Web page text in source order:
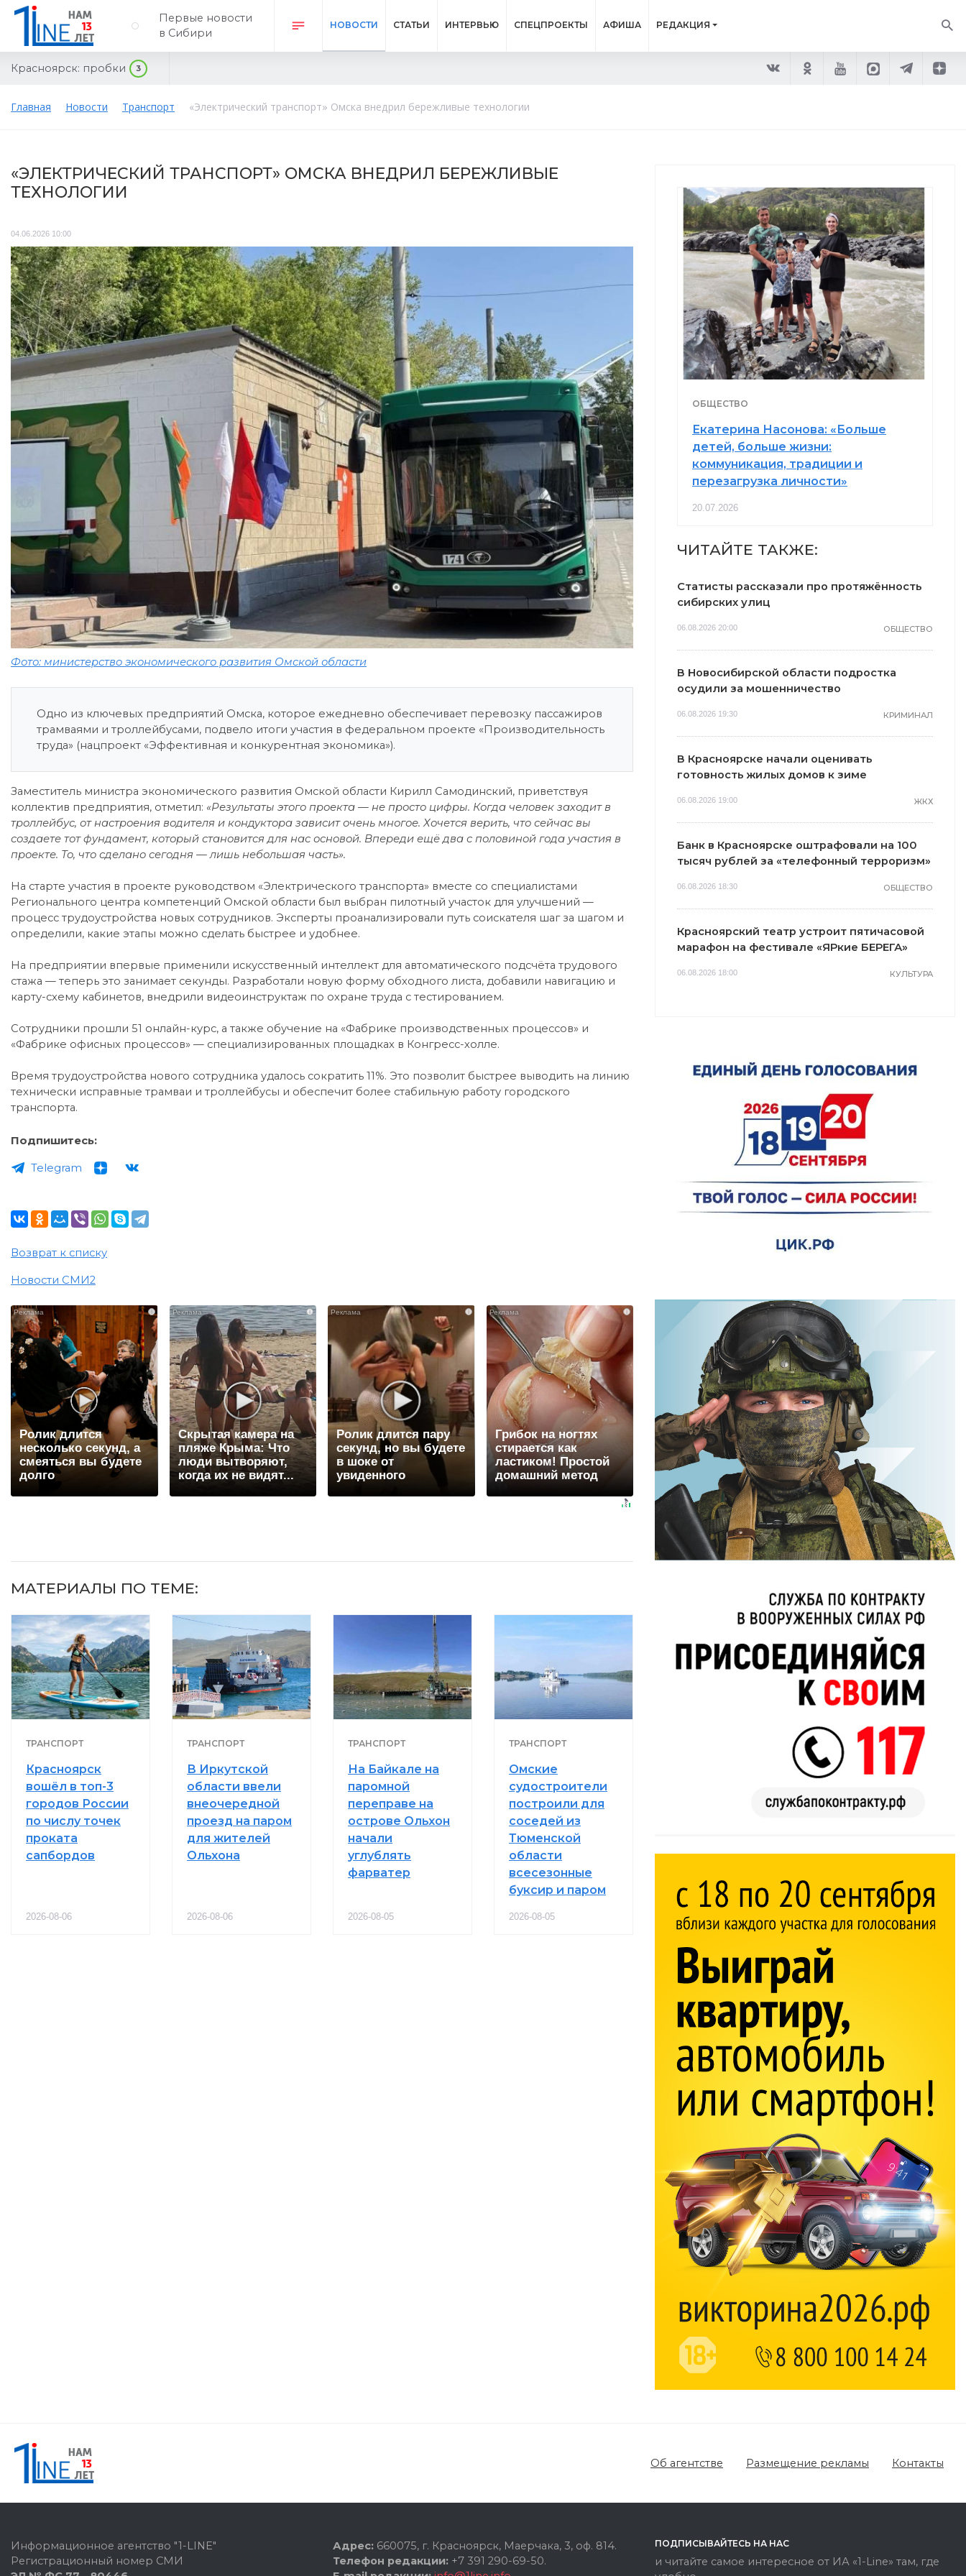
Первые новости
в Сибири
НОВОСТИ СТАТЬИ ИНТЕРВЬЮ СПЕЦПРОЕКТЫ АФИША РЕДАКЦИЯ
Красноярск: пробки 3
Главная Новости Транспорт «Электрический транспорт» Омска внедрил бережливые технологии
«ЭЛЕКТРИЧЕСКИЙ ТРАНСПОРТ» ОМСКА ВНЕДРИЛ БЕРЕЖЛИВЫЕ
ТЕХНОЛОГИИ
04.06.2026 10:00
Фото: министерство экономического развития Омской области
Одно из ключевых предприятий Омска, которое ежедневно обеспечивает перевозку пассажиров
трамваями и троллейбусами, подвело итоги участия в федеральном проекте «Производительность
труда» (нацпроект «Эффективная и конкурентная экономика»).
Заместитель министра экономического развития Омской области Кирилл Самодинский, приветствуя
коллектив предприятия, отметил: «Результаты этого проекта — не просто цифры. Когда человек заходит в
троллейбус, от настроения водителя и кондуктора зависит очень многое. Хочется верить, что сейчас вы
создаете тот фундамент, который становится для нас основой. Впереди ещё два с половиной года участия в
проекте. То, что сделано сегодня — лишь небольшая часть».
На старте участия в проекте руководством «Электрического транспорта» вместе со специалистами
Регионального центра компетенций Омской области был выбран пилотный участок для улучшений —
процесс трудоустройства новых сотрудников. Эксперты проанализировали путь соискателя шаг за шагом и
определили, какие этапы можно сделать быстрее и удобнее.
На предприятии впервые применили искусственный интеллект для автоматического подсчёта трудового
стажа — теперь это занимает секунды. Разработали новую форму обходного листа, добавили навигацию и
карту-схему кабинетов, внедрили видеоинструктаж по охране труда с тестированием.
Сотрудники прошли 51 онлайн-курс, а также обучение на «Фабрике производственных процессов» и
«Фабрике офисных процессов» — специализированных площадках в Конгресс-холле.
Время трудоустройства нового сотрудника удалось сократить 11%. Это позволит быстрее выводить на линию
технически исправные трамваи и троллейбусы и обеспечит более стабильную работу городского
транспорта.
Подпишитесь:
Telegram
Возврат к списку
Новости СМИ2
i
Ролик длится
несколько секунд, а
смеяться вы будете
долго
i
Скрытая камера на
пляже Крыма: Что
люди вытворяют,
когда их не видят...
i
Ролик длится пару
секунд, но вы будете
в шоке от
увиденного
i
Грибок на ногтях
стирается как
ластиком! Простой
домашний метод
МАТЕРИАЛЫ ПО ТЕМЕ:
ТРАНСПОРТ
Красноярск
вошёл в топ-3
городов России
по числу точек
проката
сапбордов
2026-08-06
ТРАНСПОРТ
В Иркутской
области ввели
внеочередной
проезд на паром
для жителей
Ольхона
2026-08-06
ТРАНСПОРТ
На Байкале на
паромной
переправе на
острове Ольхон
начали
углублять
фарватер
2026-08-05
ТРАНСПОРТ
Омские
судостроители
построили для
соседей из
Тюменской
области
всесезонные
буксир и паром
2026-08-05
ОБЩЕСТВО
Екатерина Насонова: «Больше
детей, больше жизни:
коммуникация, традиции и
перезагрузка личности»
20.07.2026
ЧИТАЙТЕ ТАКЖЕ:
Статисты рассказали про протяжённость
сибирских улиц
06.08.2026 20:00 ОБЩЕСТВО
В Новосибирской области подростка
осудили за мошенничество
06.08.2026 19:30 КРИМИНАЛ
В Красноярске начали оценивать
готовность жилых домов к зиме
06.08.2026 19:00 ЖКХ
Банк в Красноярске оштрафовали на 100
тысяч рублей за «телефонный терроризм»
06.08.2026 18:30 ОБЩЕСТВО
Красноярский театр устроит пятичасовой
марафон на фестивале «ЯРкие БЕРЕГА»
06.08.2026 18:00 КУЛЬТУРА
Об агентстве Размещение рекламы Контакты
Информационное агентство "1-LINE"
Регистрационный номер СМИ
Адрес: 660075, г. Красноярск, Маерчака, 3, оф. 814.
Телефон редакции: +7 391 290-69-50.
ПОДПИСЫВАЙТЕСЬ НА НАС
и читайте самое интересное от ИА «1-Line» там, где